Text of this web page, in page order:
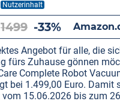
Nutzerinhalt
1499 -33%
Angebot für alle, die
fürs Zuhause gönnen
Complete Robot
bei 1.499,00 Euro. Damit
15.06.2026 bis zum